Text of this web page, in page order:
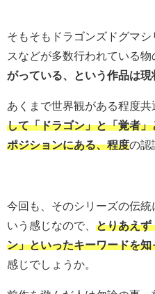
そもそもドラゴンズドグマ
スなどが多数行われている物
がっている、という作品は現
あくまで世界観がある程度共
して「ドラゴン」と「覚者
ポジションにある、程度の認
今回も、そのシリーズの伝
いう感じなので、 とりあえず
ン」といったキーワードを
感じでしょうか。